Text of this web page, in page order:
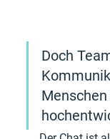
Doch